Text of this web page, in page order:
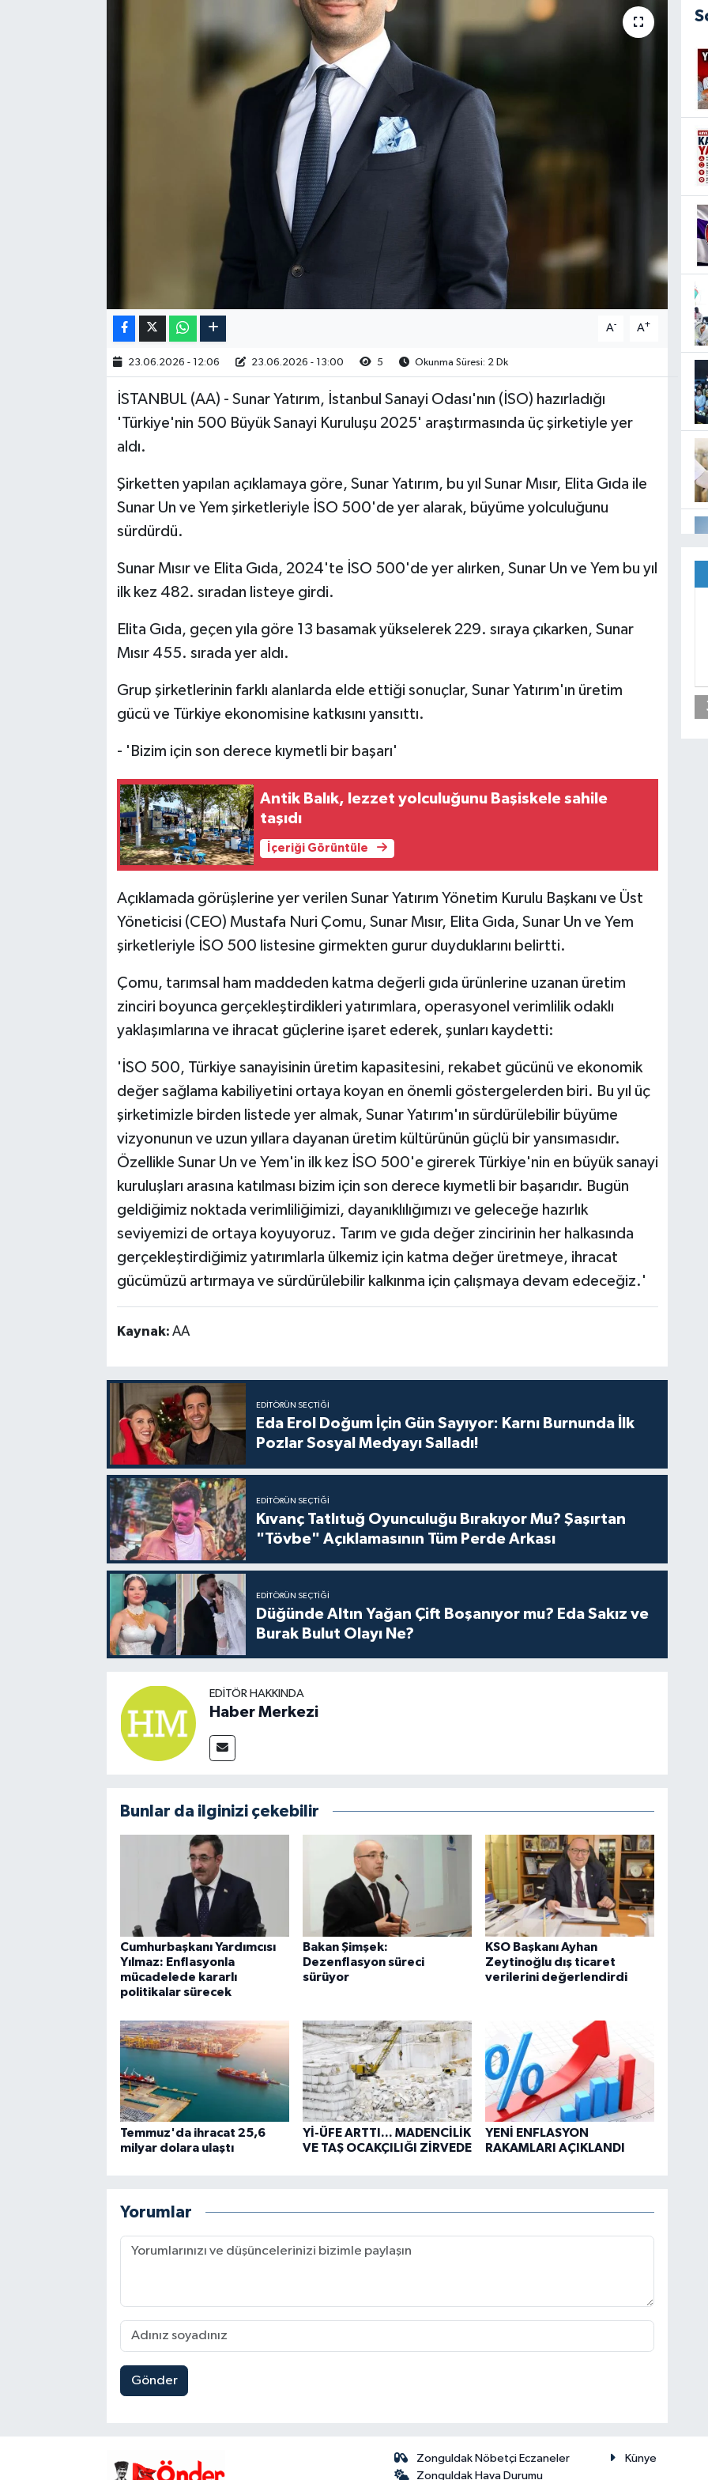
A- A+
23.06.2026 - 12:06 23.06.2026 - 13:00 5 Okunma Süresi: 2 Dk
İSTANBUL (AA) - Sunar Yatırım, İstanbul Sanayi Odası'nın (İSO) hazırladığı
'Türkiye'nin 500 Büyük Sanayi Kuruluşu 2025' araştırmasında üç şirketiyle yer
aldı.
Şirketten yapılan açıklamaya göre, Sunar Yatırım, bu yıl Sunar Mısır, Elita Gıda ile
Sunar Un ve Yem şirketleriyle İSO 500'de yer alarak, büyüme yolculuğunu
sürdürdü.
Sunar Mısır ve Elita Gıda, 2024'te İSO 500'de yer alırken, Sunar Un ve Yem bu yıl
ilk kez 482. sıradan listeye girdi.
Elita Gıda, geçen yıla göre 13 basamak yükselerek 229. sıraya çıkarken, Sunar
Mısır 455. sırada yer aldı.
Grup şirketlerinin farklı alanlarda elde ettiği sonuçlar, Sunar Yatırım'ın üretim
gücü ve Türkiye ekonomisine katkısını yansıttı.
- 'Bizim için son derece kıymetli bir başarı'
Antik Balık, lezzet yolculuğunu Başiskele sahile
taşıdı
İçeriği Görüntüle
Açıklamada görüşlerine yer verilen Sunar Yatırım Yönetim Kurulu Başkanı ve Üst
Yöneticisi (CEO) Mustafa Nuri Çomu, Sunar Mısır, Elita Gıda, Sunar Un ve Yem
şirketleriyle İSO 500 listesine girmekten gurur duyduklarını belirtti.
Çomu, tarımsal ham maddeden katma değerli gıda ürünlerine uzanan üretim
zinciri boyunca gerçekleştirdikleri yatırımlara, operasyonel verimlilik odaklı
yaklaşımlarına ve ihracat güçlerine işaret ederek, şunları kaydetti:
'İSO 500, Türkiye sanayisinin üretim kapasitesini, rekabet gücünü ve ekonomik
değer sağlama kabiliyetini ortaya koyan en önemli göstergelerden biri. Bu yıl üç
şirketimizle birden listede yer almak, Sunar Yatırım'ın sürdürülebilir büyüme
vizyonunun ve uzun yıllara dayanan üretim kültürünün güçlü bir yansımasıdır.
Özellikle Sunar Un ve Yem'in ilk kez İSO 500'e girerek Türkiye'nin en büyük sanayi
kuruluşları arasına katılması bizim için son derece kıymetli bir başarıdır. Bugün
geldiğimiz noktada verimliliğimizi, dayanıklılığımızı ve geleceğe hazırlık
seviyemizi de ortaya koyuyoruz. Tarım ve gıda değer zincirinin her halkasında
gerçekleştirdiğimiz yatırımlarla ülkemiz için katma değer üretmeye, ihracat
gücümüzü artırmaya ve sürdürülebilir kalkınma için çalışmaya devam edeceğiz.'
Kaynak: AA
EDITÖRÜN SEÇTIĞI
Eda Erol Doğum İçin Gün Sayıyor: Karnı Burnunda İlk
Pozlar Sosyal Medyayı Salladı!
EDITÖRÜN SEÇTIĞI
Kıvanç Tatlıtuğ Oyunculuğu Bırakıyor Mu? Şaşırtan
"Tövbe" Açıklamasının Tüm Perde Arkası
EDITÖRÜN SEÇTIĞI
Düğünde Altın Yağan Çift Boşanıyor mu? Eda Sakız ve
Burak Bulut Olayı Ne?
EDITÖR HAKKINDA
Haber Merkezi
Bunlar da ilginizi çekebilir
Cumhurbaşkanı Yardımcısı
Yılmaz: Enflasyonla
mücadelede kararlı
politikalar sürecek
Bakan Şimşek:
Dezenflasyon süreci
sürüyor
KSO Başkanı Ayhan
Zeytinoğlu dış ticaret
verilerini değerlendirdi
Temmuz'da ihracat 25,6
milyar dolara ulaştı
Yİ-ÜFE ARTTI... MADENCİLİK
VE TAŞ OCAKÇILIĞI ZİRVEDE
YENİ ENFLASYON
RAKAMLARI AÇIKLANDI
Yorumlar
Gönder
Zonguldak Nöbetçi Eczaneler
Zonguldak Hava Durumu
Künye